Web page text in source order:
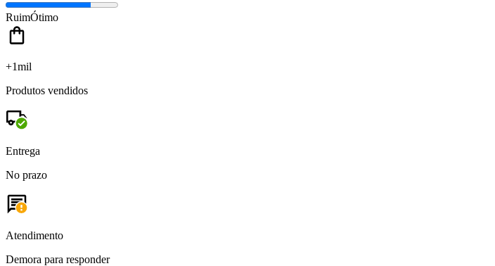
RuimÓtimo
+1mil
Produtos vendidos
Entrega
No prazo
Atendimento
Demora para responder